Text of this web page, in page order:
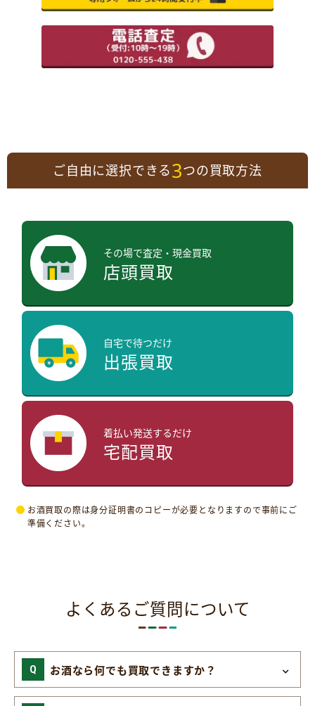
ご自由に選択できる3つの買取方法
その場で査定・現金買取
店頭買取
自宅で待つだけ
出張買取
着払い発送するだけ
宅配買取
お酒買取の際は身分証明書のコピーが必要となりますので事前にご
準備ください。
よくあるご質問について
お酒なら何でも買取できますか？